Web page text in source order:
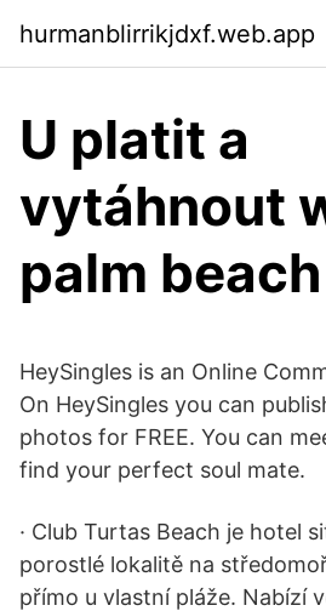
hurmanblirrikjdxf.web.app
U platit a
vytáhnout
palm beach
HeySingles is an Online
On HeySingles you can
photos for FREE. You can
find your perfect soul mate.
· Club Turtas Beach je hotel
porostlé lokalitě na
přímo u vlastní pláže. Nabízí